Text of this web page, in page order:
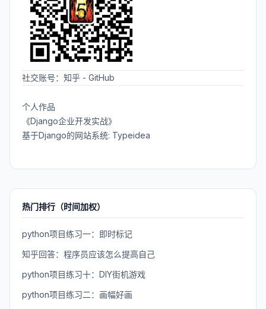
社交账号： 知乎 - GitHub
个人作品
《Django企业开发实战》
基于Django的网站系统: Typeidea
热门排行（时间加权）
python项目练习一：即时标记
知乎回答：程序员应该怎么提高自己
python项目练习十：DIY街机游戏
python项目练习二：画幅好画